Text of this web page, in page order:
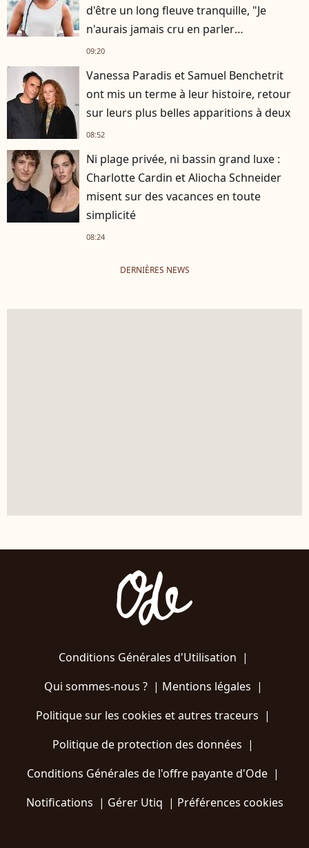
d'être un long fleuve tranquille, "Je
n'aurais jamais cru en parler
publiquement"
09:20
Vanessa Paradis et Samuel Benchetrit
ont mis un terme à leur histoire, retour
sur leurs plus belles apparitions à deux
08:52
Ni plage privée, ni bassin grand luxe :
Charlotte Cardin et Aliocha Schneider
misent sur des vacances en toute
simplicité
08:24
DERNIÈRES NEWS
Conditions Générales d'Utilisation |
Qui sommes-nous ?| Mentions légales |
Politique sur les cookies et autres traceurs |
Politique de protection des données |
Conditions Générales de l'offre payante d'Ode |
Notifications | Gérer Utiq | Préférences cookies